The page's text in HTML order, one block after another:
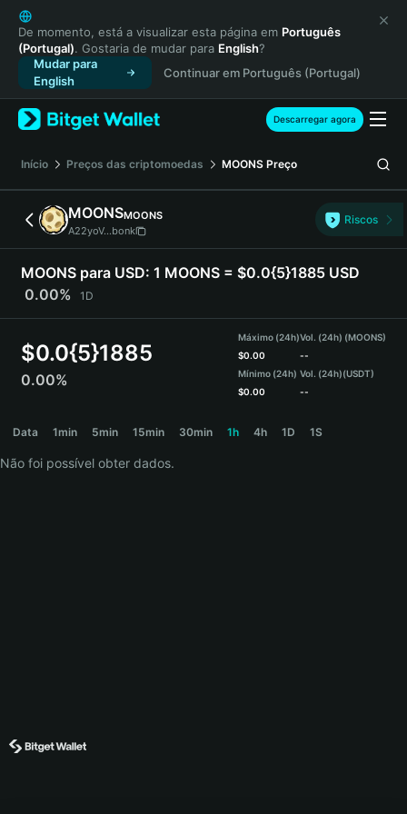
English
日本語
Tiếng Việt
Русский
Español (Latinoamérica)
Türkçe
Français
Deutsch
简体中文
繁體中文
Português (Portugal)
Bahasa Indonesia
ภาษาไทย
हिन्दी
Español
Português (Brasil)
De momento, está a visualizar esta página em Português
(Portugal). Gostaria de mudar para English?
Mudar para
English
Continuar em Português (Portugal)
Descarregar agora
Início Preços das criptomoedas MOONS Preço
MOONSMOONS
A22yoV...bonk
Riscos
MOONS para USD: 1 MOONS = $0.0{5}1885 USD
0.00%
1D
$0.0{5}1885
0.00%
Máximo (24h)
$0.00
Mínimo (24h)
$0.00
Vol. (24h) (MOONS)
--
Vol. (24h)(USDT)
--
Data 1min 5min 15min 30min 1h 4h 1D 1S
Não foi possível obter dados.